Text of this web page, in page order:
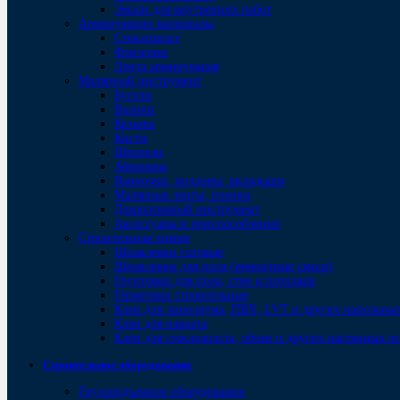
Эмали для внутренних работ
Армирующие материалы
Стеклохолст
Флизелин
Лента армирующая
Малярный инструмент
Бугели
Валики
Кельмы
Кисти
Шпатели
Абразивы
Ванночки, поддоны, вкладыши
Малярные ленты, пленки
Декоративный инструмент
Аксессуары и приспособления
Строительная химия
Шпаклевки готовые
Шпаклевки для пола (ремонтные смеси)
Грунтовки для пола, стен и потолков
Герметики строительные
Клеи для линолеума, ПВХ, LVT и других
Клеи для паркета
Клеи для стеклохолста, обоев и других настенных
Строительное оборудование
Грузоподъемное оборудование